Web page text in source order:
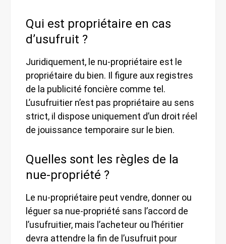
Qui est propriétaire en cas
d’usufruit ?
Juridiquement, le nu-propriétaire est le
propriétaire du bien. Il figure aux registres
de la publicité foncière comme tel.
L’usufruitier n’est pas propriétaire au sens
strict, il dispose uniquement d’un droit réel
de jouissance temporaire sur le bien.
Quelles sont les règles de la
nue-propriété ?
Le nu-propriétaire peut vendre, donner ou
léguer sa nue-propriété sans l’accord de
l’usufruitier, mais l’acheteur ou l’héritier
devra attendre la fin de l’usufruit pour